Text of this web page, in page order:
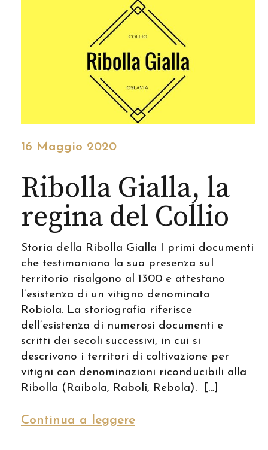
16 Maggio 2020
Ribolla Gialla, la
regina del Collio
Storia della Ribolla Gialla I primi documenti
che testimoniano la sua presenza sul
territorio risalgono al 1300 e attestano
l’esistenza di un vitigno denominato
Robiola. La storiografia riferisce
dell’esistenza di numerosi documenti e
scritti dei secoli successivi, in cui si
descrivono i territori di coltivazione per
vitigni con denominazioni riconducibili alla
Ribolla (Raibola, Raboli, Rebola). […]
Continua a leggere